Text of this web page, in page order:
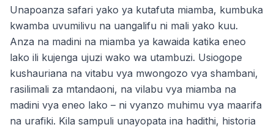
Unapoanza safari yako ya kutafuta miamba, kumbuka
kwamba uvumilivu na uangalifu ni mali yako kuu.
Anza na madini na miamba ya kawaida katika eneo
lako ili kujenga ujuzi wako wa utambuzi. Usiogope
kushauriana na vitabu vya mwongozo vya shambani,
rasilimali za mtandaoni, na vilabu vya miamba na
madini vya eneo lako – ni vyanzo muhimu vya maarifa
na urafiki. Kila sampuli unayopata ina hadithi, historia